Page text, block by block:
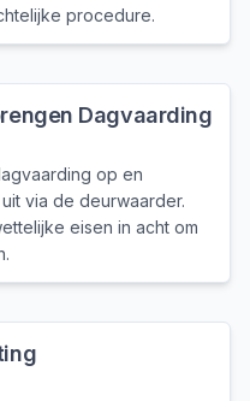
procedure.
Dagvaarding
op en
via de deurwaarder.
eisen in acht om